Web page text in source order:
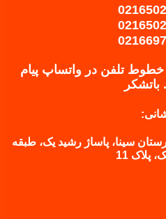
تلفن در واتساپ پیام
باتشکر
سینا، پاساژ رشید یک، طبقه
پلاک 11